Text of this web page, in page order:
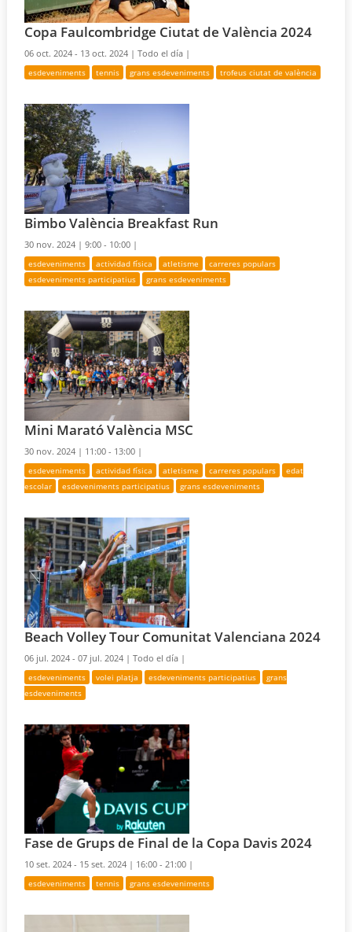
Copa Faulcombridge Ciutat de València 2024
06 oct. 2024 - 13 oct. 2024 |Todo el día |
esdeveniments tennis grans esdeveniments trofeus ciutat de valència
Bimbo València Breakfast Run
30 nov. 2024 |9:00 - 10:00 |
esdeveniments actividad física atletisme
carreres populars
esdeveniments participatius
grans esdeveniments
Mini Marató València MSC
30 nov. 2024 | 11:00 - 13:00 |
esdeveniments actividad física atletisme carreres populars
edat
escolar
esdeveniments participatius grans esdeveniments
Beach Volley Tour Comunitat Valenciana 2024
06 jul. 2024 - 07 jul. 2024 |Todo el día |
esdeveniments volei platja esdeveniments participatius
grans
esdeveniments
Fase de Grups de Final de la Copa Davis 2024
10 set. 2024 - 15 set. 2024 | 16:00 - 21:00 |
esdeveniments tennis grans esdeveniments